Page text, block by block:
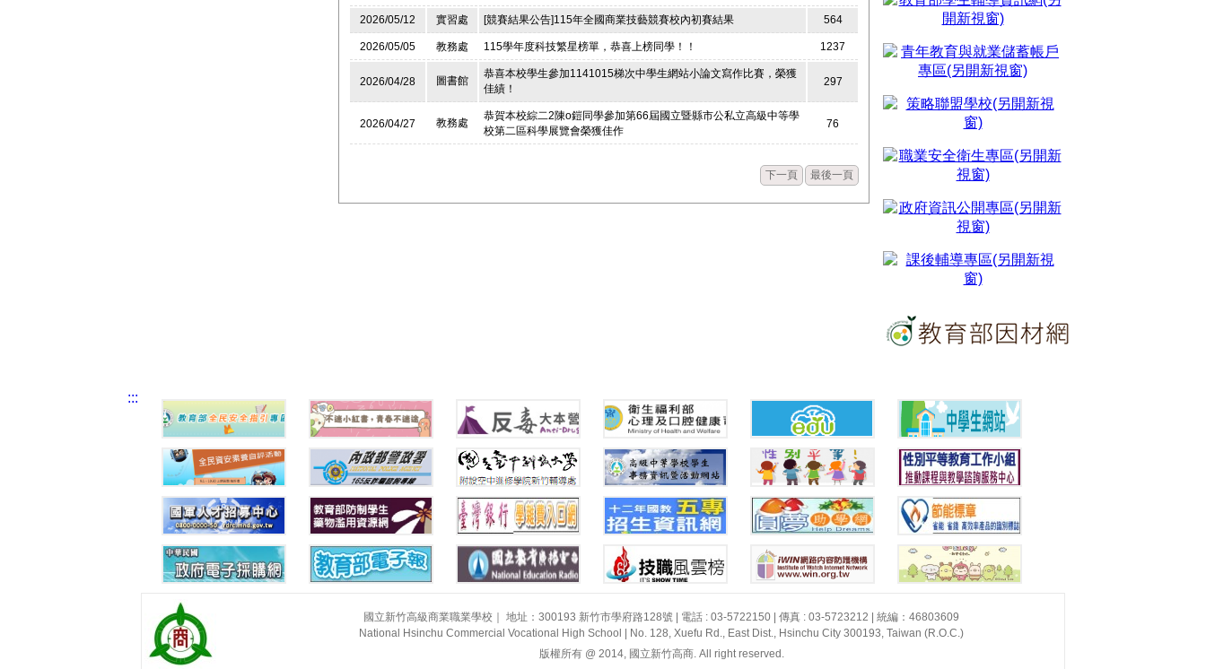
2026/05/12 實習處 [競賽結果公告]115年全國商業技藝競賽校內初賽結果 564
2026/05/05 教務處 115學年度科技繁星榜單，恭喜上榜同學！！ 1237
2026/04/28 圖書館
恭喜本校學生參加1141015梯次中學生網站小論文寫作比賽，榮獲
佳績！
297
2026/04/27 教務處
恭賀本校綜二2陳o鎧同學參加第66屆國立暨縣市公私立高級中等學
校第二區科學展覽會榮獲佳作
76
下一頁 最後一頁
:::
國立新竹高級商業職業學校｜ 地址：300193 新竹市學府路128號 | 電話 : 03-5722150 | 傳真 : 03-5723212 | 統編：46803609
National Hsinchu Commercial Vocational High School | No. 128, Xuefu Rd., East Dist., Hsinchu City 300193, Taiwan (R.O.C.)
版權所有 @ 2014, 國立新竹高商. All right reserved.